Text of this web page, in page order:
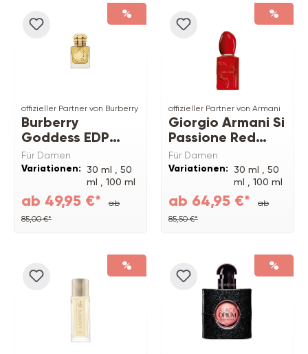
%
offizieller Partner von Burberry
Burberry
Goddess EDP
Intense
Für Damen
Variationen: 30 ml , 50
ml , 100 ml
ab 49,95 €*
ab
85,00 €*
%
offizieller Partner von Armani
Giorgio Armani Si
Passione Red
Musk EDP
Für Damen
Variationen: 30 ml , 50
ml , 100 ml
ab 64,95 €*
ab
85,50 €*
% %